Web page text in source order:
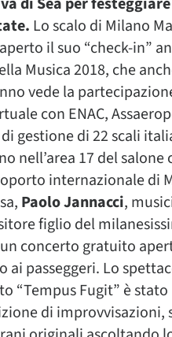
Lo scalo di Milano
il suo “check-in”
Musica 2018, che
vede la
con ENAC,
gestione di 22 scali
nell’area 17 del salone
internazionale di
Paolo Jannacci,
figlio del
concerto gratuito
ai passeggeri. Lo
“Tempus Fugit” è stato
di improvvisazioni,